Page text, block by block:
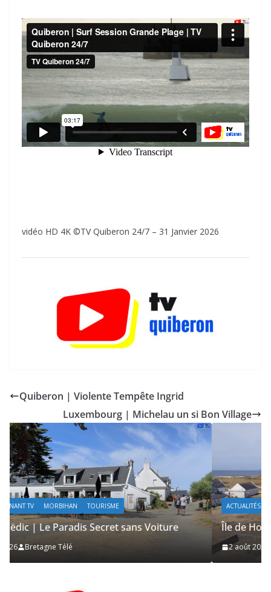
vidéo HD 4K ©TV Quiberon 24/7 – 31 Janvier 2026
Quiberon | Violente Tempête Ingrid
Luxembourg | Michelau un si Bon Village
ACTUALITÉS | KELEIER ÎLES DU PONANT TV MORBIHAN TOURISME
Île de Hoëdic | Le Sémaphore ouvert au Public
2 août 2026